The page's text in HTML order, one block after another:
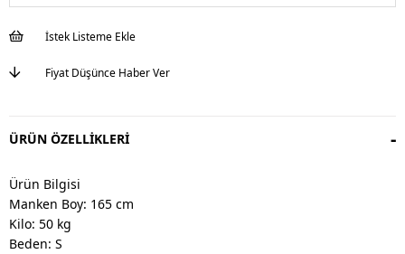
İstek Listeme Ekle
Fiyat Düşünce Haber Ver
ÜRÜN ÖZELLIKLERI
Ürün Bilgisi
Manken Boy: 165 cm
Kilo: 50 kg
Beden: S